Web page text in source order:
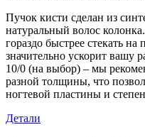
Пучок кисти сделан из
натуральный волос
гораздо быстрее стекать на
значительно ускорит вашу
10/0 (на выбор) – мы
разной толщины, что
ногтевой пластины и
Детали